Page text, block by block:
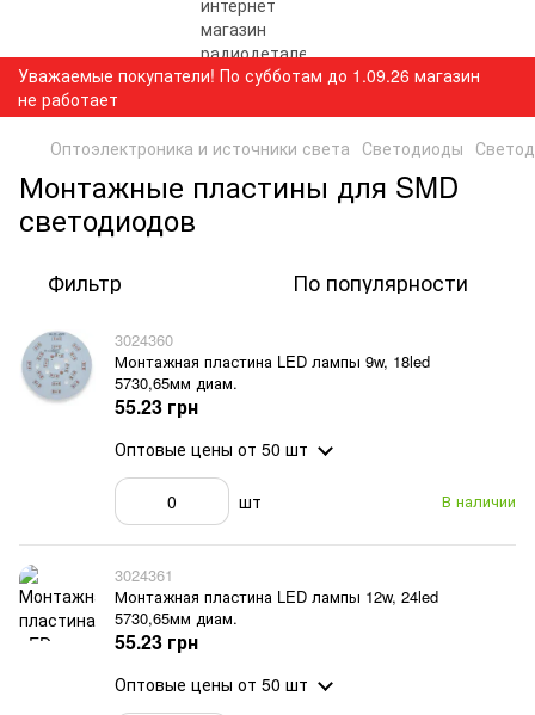
Уважаемые покупатели! По субботам до 1.09.26 магазин
не работает
Оптоэлектроника и источники света Светодиоды
Монтажные пластины для SMD
светодиодов
Фильтр По популярности
3024360
Монтажная пластина LED лампы 9w, 18led
5730,65мм диам.
В наличии
55.23 грн
Оптовые цены от 50 шт
шт
3024361
Монтажная пластина LED лампы 12w, 24led
5730,65мм диам.
55.23 грн
Оптовые цены от 50 шт